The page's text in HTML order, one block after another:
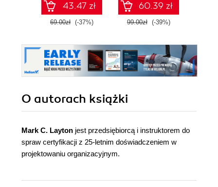
43.47 zł
69.00zł (-37%)
60.39 zł
99.00zł (-39%)
O autorach książki
Mark C. Layton jest przedsiębiorcą i instruktorem do
spraw certyfikacji z 25-letnim doświadczeniem w
projektowaniu organizacyjnym.